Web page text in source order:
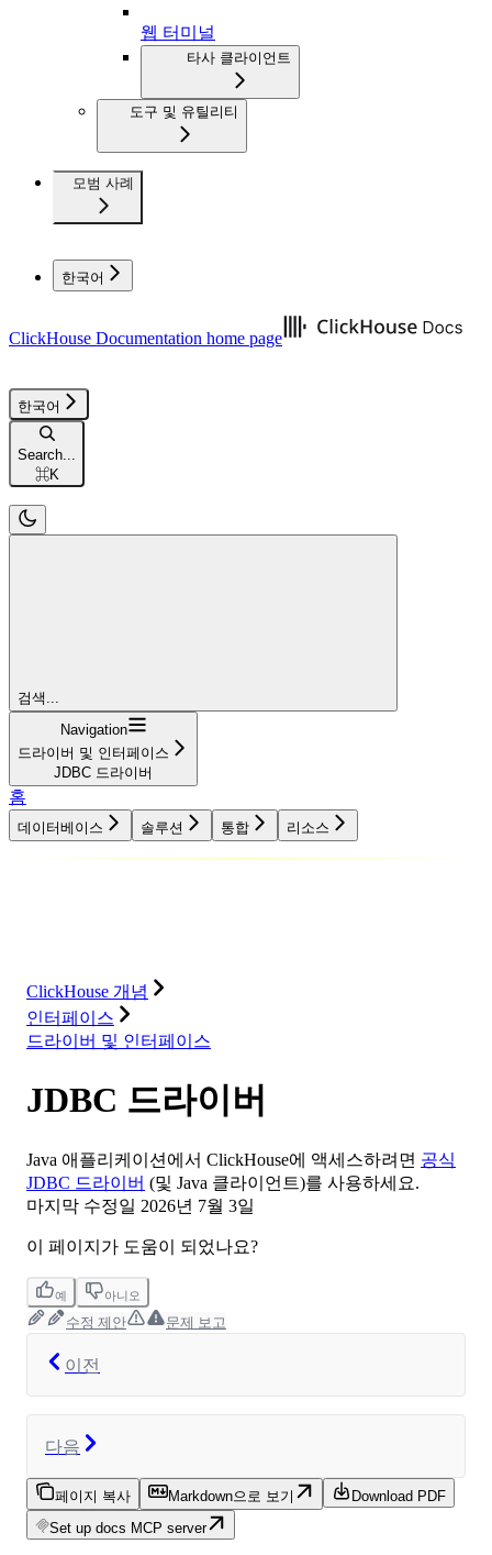
웹 터미널
타사 클라이언트
도구 및 유틸리티
모범 사례
한국어
ClickHouse Documentation home page
한국어
Search...
⌘K
검색...
Navigation
드라이버 및 인터페이스
JDBC 드라이버
홈
데이터베이스 솔루션 통합 리소스
ClickHouse 개념
인터페이스
드라이버 및 인터페이스
JDBC 드라이버
Java 애플리케이션에서 ClickHouse에 액세스하려면 공식
JDBC 드라이버 (및 Java 클라이언트)를 사용하세요.
마지막 수정일 2026년 7월 3일
이 페이지가 도움이 되었나요?
예 아니오
수정 제안 문제 보고
이전
다음
페이지 복사 Markdown으로 보기
Download PDF
Set up docs MCP server